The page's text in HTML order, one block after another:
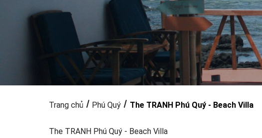
Trang chủ Phú Quý The TRANH Phú Quý - Beach Villa
The TRANH Phú Quý - Beach Villa